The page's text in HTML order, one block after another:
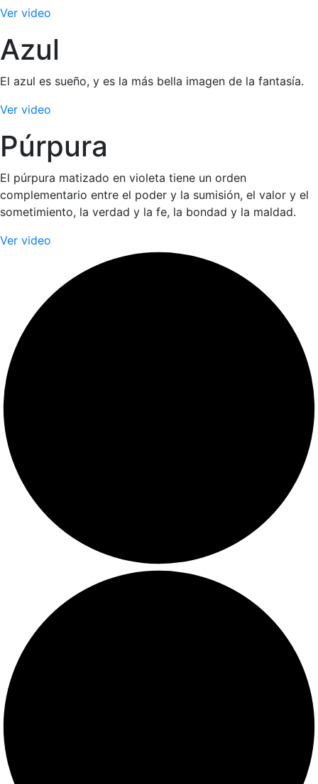
Ver video
Azul
El azul es sueño, y es la más bella imagen de la fantasía.
Ver video
Púrpura
El púrpura matizado en violeta tiene un orden
complementario entre el poder y la sumisión, el valor y el
sometimiento, la verdad y la fe, la bondad y la maldad.
Ver video